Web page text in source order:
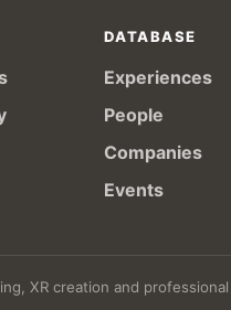
DATABASE
Experiences
People
Companies
Events
XR creation and